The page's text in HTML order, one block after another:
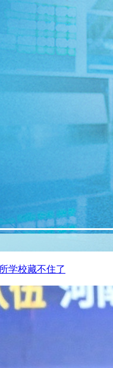
学校藏不住了